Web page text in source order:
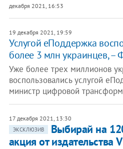
декабря 2021, 16:53
19 декабря 2021, 19:59
Услугой еПоддержка
более 3 млн украинцев, –
Уже более трех миллионов
воспользовались услугой
министр цифровой
17 декабря 2021, 13:30
ЭКСКЛЮЗИВ
Выбирай на
акция от издательства